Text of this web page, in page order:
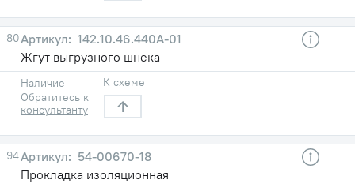
80
142.10.46.440А-01
Жгут выгрузного шнека
Наличие
Обратитесь к
консультанту
К схеме
94
54-00670-18
Прокладка изоляционная